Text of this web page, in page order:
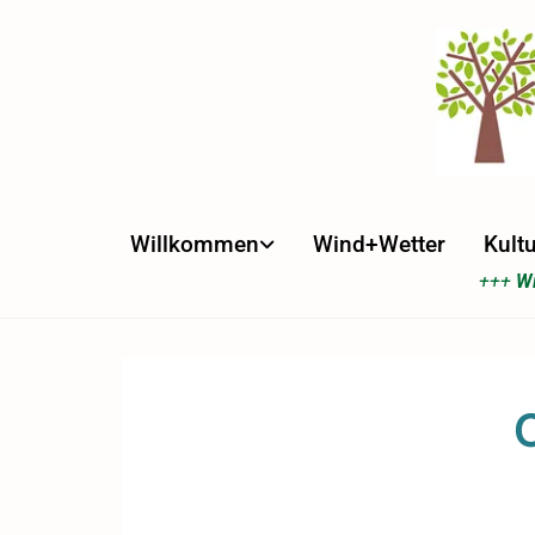
Willkommen Wind+Wetter
+++